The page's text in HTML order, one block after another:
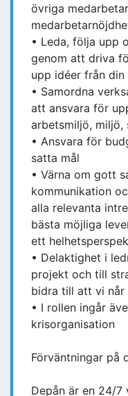
övriga
• Leda, följa upp
genom att driva
upp idéer från
• Samordna
att ansvara för
arbetsmiljö, miljö,
• Ansvara för
satta mål
• Värna om gott
kommunikation
alla relevanta
bästa möjliga
ett
• Delaktighet i
projekt och till
bidra till att vi når
• I rollen ingår
krisorganisation
Förväntningar på
Depån är en 24/7